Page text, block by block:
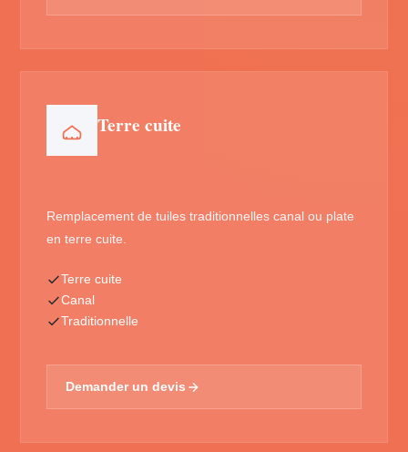
Terre cuite
Remplacement de tuiles traditionnelles canal ou plate
en terre cuite.
Terre cuite
Canal
Traditionnelle
Demander un devis